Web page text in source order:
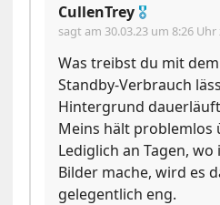
CullenTrey 🎖
sagt am 30.03.23 um 8:26 Uhr
Was treibst du mit
Standby-Verbrauch
Hintergrund
Meins hält problemlos
Lediglich an Tagen,
Bilder mache, wird es
gelegentlich eng.